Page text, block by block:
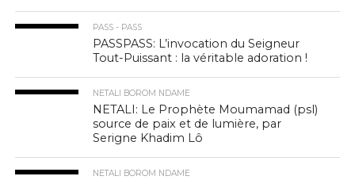
PASS - PASS
PASSPASS: L’invocation du Seigneur
Tout-Puissant : la véritable adoration !
NETALI BOROM NDAME
NETALI: Le Prophète Moumamad (psl)
source de paix et de lumière, par
Serigne Khadim Lô
NETALI BOROM NDAME